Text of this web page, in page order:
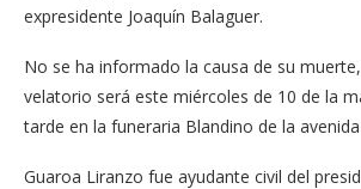
expresidente Joaquín Balaguer.
No se ha informado la causa de su
velatorio será este miércoles de 10 de la
tarde en la funeraria Blandino de la
Guaroa Liranzo fue ayudante civil del